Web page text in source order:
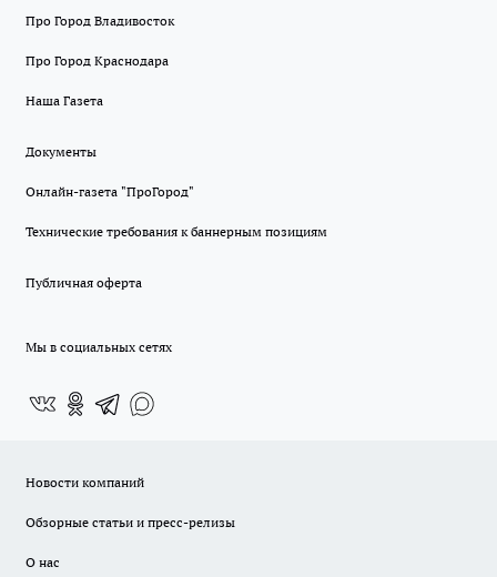
Про Город Владивосток
Про Город Краснодара
Наша Газета
Документы
Онлайн-газета "ПроГород"
Технические требования к баннерным позициям
Публичная оферта
Мы в социальных сетях
Новости компаний
Обзорные статьи и пресс-релизы
О нас